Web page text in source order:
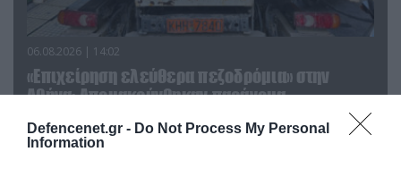
Defencenet.gr - Do Not Process My Personal
Information
06.08.2026 | 14:02
«Επιχείρηση ελεύθερα πεζοδρόμια» στην
Αθήνα: Απομακρύνθηκαν παράνομα